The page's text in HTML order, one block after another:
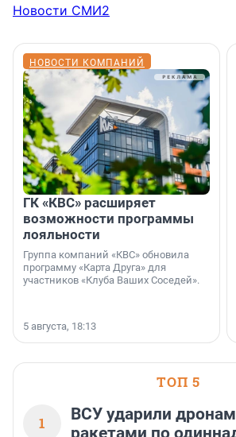
Новости СМИ2
НОВОСТИ КОМПАНИЙ
ГК «КВС» расширяет
возможности программы
лояльности
Группа компаний «КВС» обновила
программу «Карта Друга» для
участников «Клуба Ваших Соседей».
5 августа, 18:13
ТОП 5
1
ВСУ ударили
ракетами по